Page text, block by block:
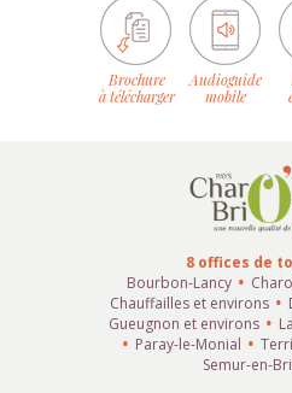
Brochure
à télécharger
Audioguide
mobile
8 offices de
Bourbon-Lancy
Chauffailles et environs
Gueugnon et environs
Paray-le-Monial
Semur-en-